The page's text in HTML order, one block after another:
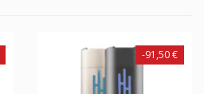
-91,50 €